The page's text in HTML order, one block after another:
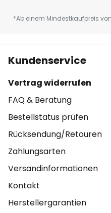
*Ab einem Mindestkaufpreis
Kundenservice
Vertrag widerrufen
FAQ & Beratung
Bestellstatus prüfen
Rücksendung/Retouren
Zahlungsarten
Versandinformationen
Kontakt
Herstellergarantien